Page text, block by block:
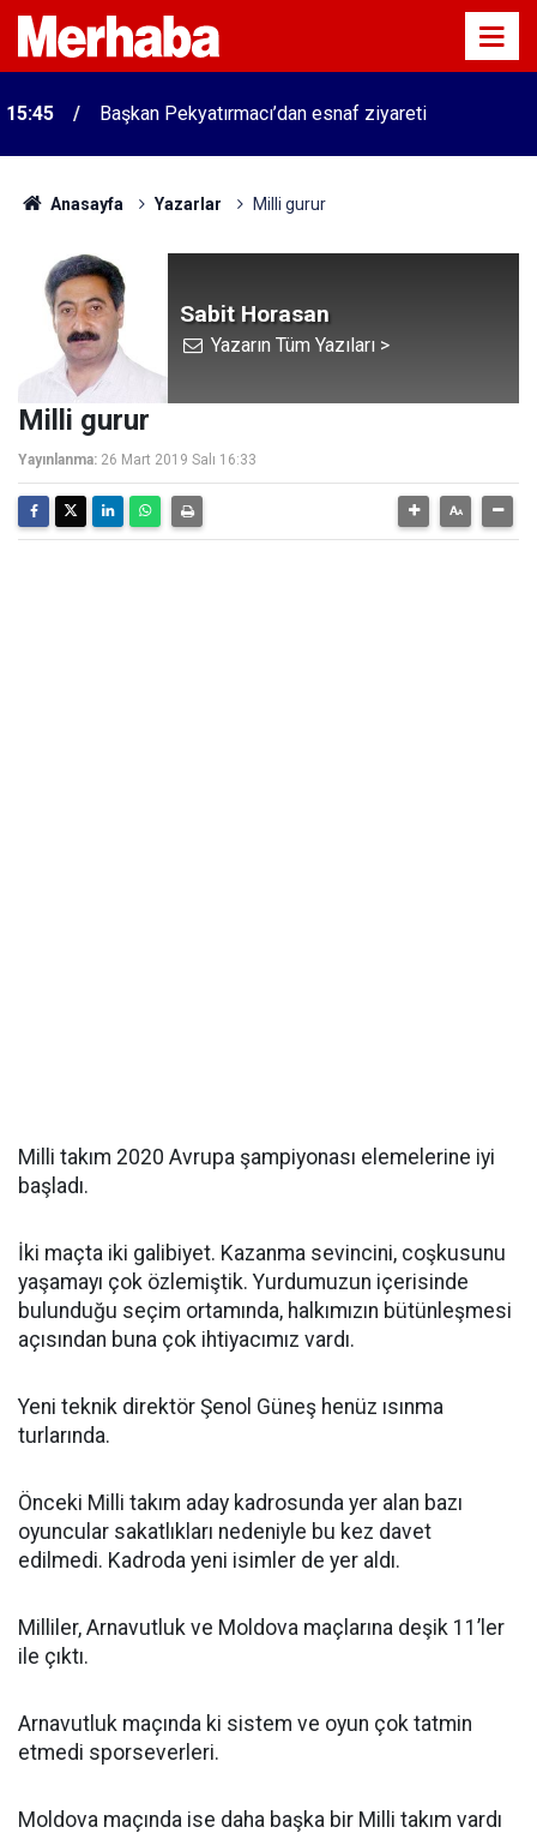
15:45 Başkan Pekyatırmacı’dan esnaf ziyareti
Anasayfa Yazarlar Milli gurur
Sabit Horasan
Yazarın Tüm Yazıları >
Milli gurur
Yayınlanma: 26 Mart 2019 Salı 16:33
Milli takım 2020 Avrupa şampiyonası elemelerine iyi
başladı.
İki maçta iki galibiyet. Kazanma sevincini, coşkusunu
yaşamayı çok özlemiştik. Yurdumuzun içerisinde
bulunduğu seçim ortamında, halkımızın bütünleşmesi
açısından buna çok ihtiyacımız vardı.
Yeni teknik direktör Şenol Güneş henüz ısınma
turlarında.
Önceki Milli takım aday kadrosunda yer alan bazı
oyuncular sakatlıkları nedeniyle bu kez davet
edilmedi. Kadroda yeni isimler de yer aldı.
Milliler, Arnavutluk ve Moldova maçlarına deşik 11’ler
ile çıktı.
Arnavutluk maçında ki sistem ve oyun çok tatmin
etmedi sporseverleri.
Moldova maçında ise daha başka bir Milli takım vardı